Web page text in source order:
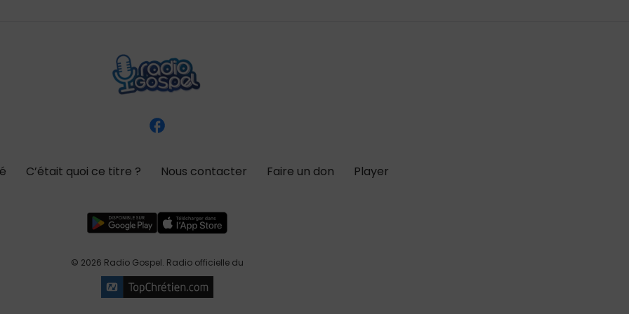
C’était quoi ce titre ? Nous contacter Faire un don Player
© 2026 Radio Gospel. Radio officielle du